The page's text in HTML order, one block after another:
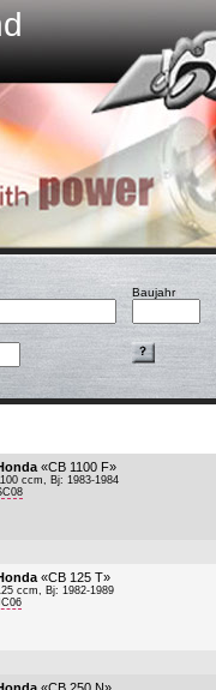
Baujahr
«CB 1100 F»
ccm, Bj: 1983-1984
«CB 125 T»
ccm, Bj: 1982-1989
«CB 250 N»